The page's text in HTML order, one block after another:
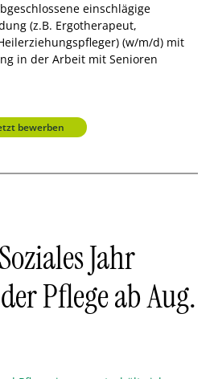
einschlägige
(z.B. Ergotherapeut,
(w/m/d) mit
in der Arbeit mit Senioren
bewerben
Jahr
Pflege ab Aug.